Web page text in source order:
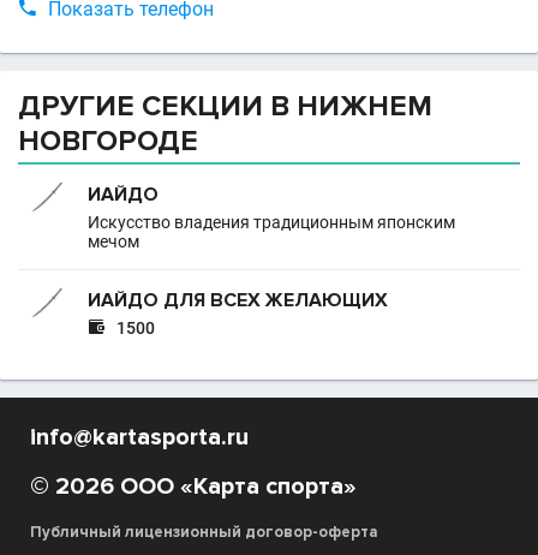
 Показать телефон
ДРУГИЕ СЕКЦИИ В НИЖНЕМ
НОВГОРОДЕ
ИАЙДО
Искусство владения традиционным японским
мечом
ИАЙДО ДЛЯ ВСЕХ ЖЕЛАЮЩИХ
 1500
info@kartasporta.ru
© 2026 ООО «Карта спорта»
Публичный лицензионный договор-оферта